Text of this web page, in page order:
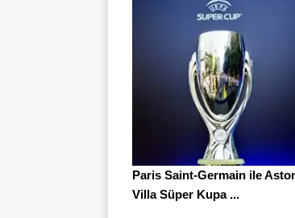
Paris Saint-Germain ile
Villa Süper Kupa ...